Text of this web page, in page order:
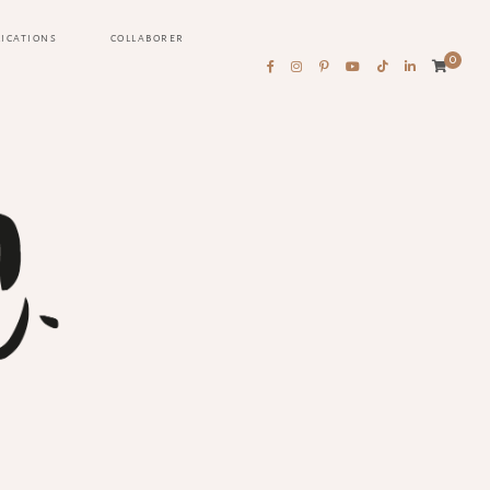
COLLABORER
0